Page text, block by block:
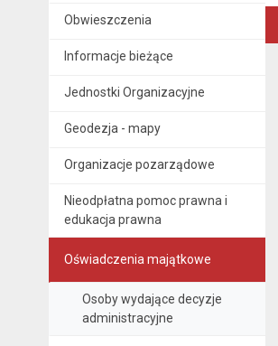
Obwieszczenia
Informacje bieżące
Jednostki Organizacyjne
Geodezja - mapy
Organizacje pozarządowe
Nieodpłatna pomoc prawna i
edukacja prawna
Oświadczenia majątkowe
Osoby wydające decyzje
administracyjne